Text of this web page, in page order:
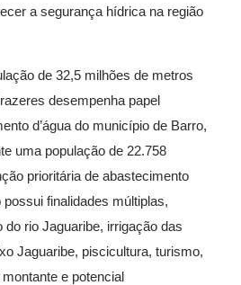
a segurança hídrica na região
de 32,5 milhões de metros
desempenha papel
d’água do município de Barro,
uma população de 22.758
prioritária de abastecimento
finalidades múltiplas,
do rio Jaguaribe, irrigação das
Jaguaribe, piscicultura, turismo,
e potencial